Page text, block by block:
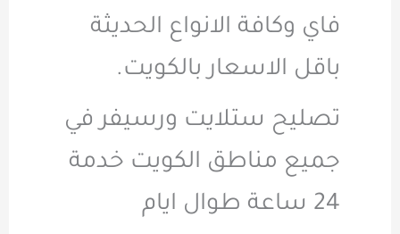
فاي وكافة الانواع الحديثة
باقل الاسعار بالكويت.
تصليح ستلايت ورسيفر في
جميع مناطق الكويت خدمة
24 ساعة طوال ايام